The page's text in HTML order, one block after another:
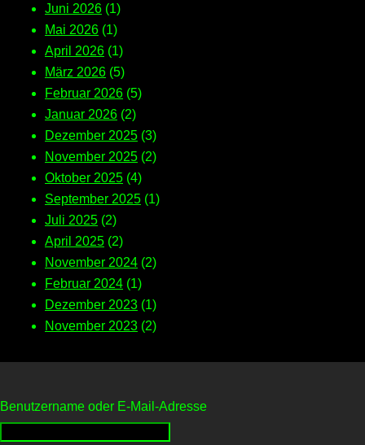
Juni 2026 (1)
Mai 2026 (1)
April 2026 (1)
März 2026 (5)
Februar 2026 (5)
Januar 2026 (2)
Dezember 2025 (3)
November 2025 (2)
Oktober 2025 (4)
September 2025 (1)
Juli 2025 (2)
April 2025 (2)
November 2024 (2)
Februar 2024 (1)
Dezember 2023 (1)
November 2023 (2)
Benutzername oder E-Mail-Adresse